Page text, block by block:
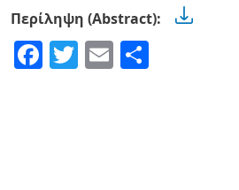
Περίληψη (Abstract):
Facebook
Twitter
Email